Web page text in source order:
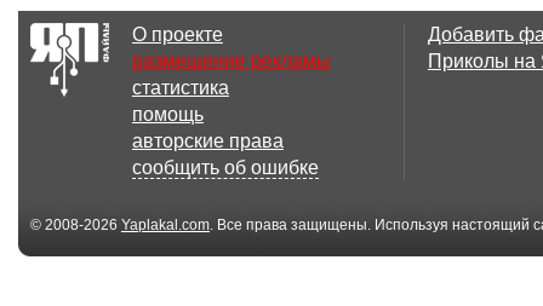
О проекте
размещение рекламы
статистика
помощь
авторские права
сообщить об ошибке
Добавить
Приколы
© 2008-2026 Yaplakal.com. Все права защищены. Используя настоящий